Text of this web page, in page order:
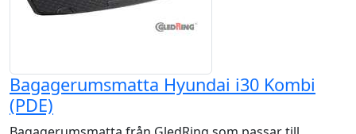
Bagagerumsmatta Hyundai i30 Kombi
(PDE)